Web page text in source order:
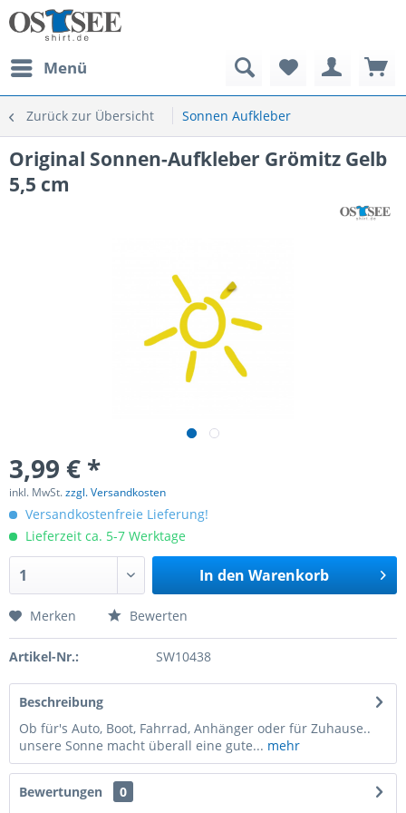
Menü
Zurück zur Übersicht Sonnen Aufkleber
Original Sonnen-Aufkleber Grömitz Gelb
5,5 cm
3,99 € *
inkl. MwSt.zzgl. Versandkosten
Versandkostenfreie Lieferung!
Lieferzeit ca. 5-7 Werktage
In den Warenkorb
Merken Bewerten
Artikel-Nr.: SW10438
Beschreibung
Ob für's Auto, Boot, Fahrrad, Anhänger oder für Zuhause..
unsere Sonne macht überall eine gute... mehr
Bewertungen
0